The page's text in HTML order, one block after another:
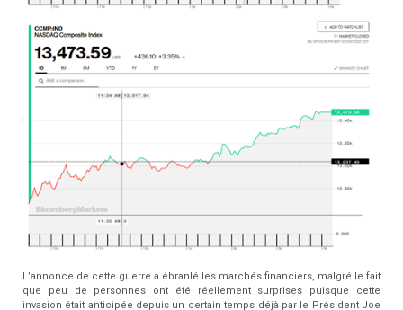
L’annonce de cette guerre a ébranlé les marchés financiers, malgré le fait
que peu de personnes ont été réellement surprises puisque cette
invasion était anticipée depuis un certain temps déjà par le Président Joe